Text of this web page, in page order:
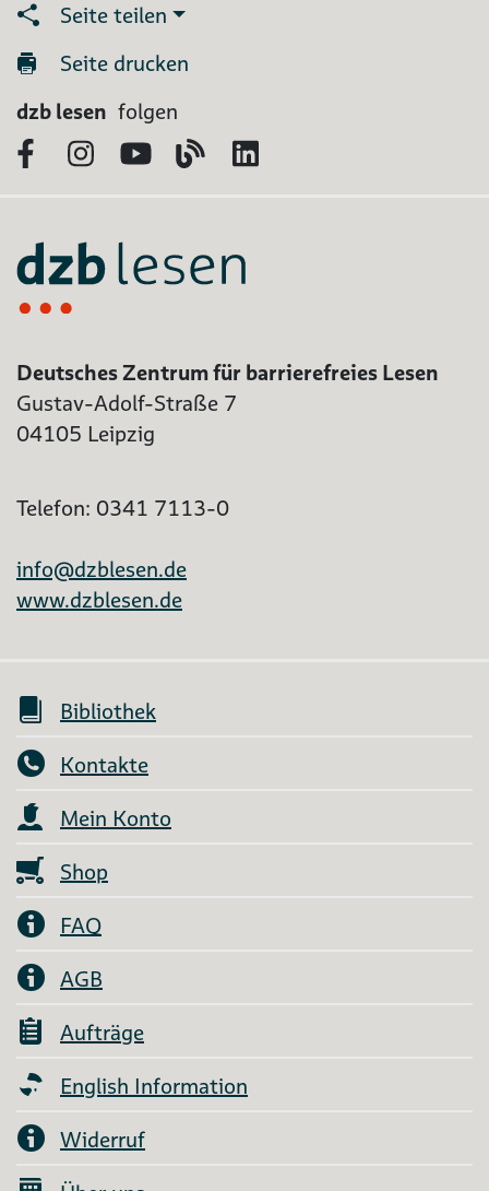
Seite teilen
Seite drucken
dzb lesen folgen
FacebookInstagram
YouTubeBlog
Deutsches Zentrum für barrierefreies Lesen
Gustav-Adolf-Straße 7
04105 Leipzig
Telefon: 0341 7113-0
info@dzblesen.de
www.dzblesen.de
Bibliothek
Kontakte
Mein Konto
Shop
FAQ
AGB
Aufträge
English Information
Widerruf